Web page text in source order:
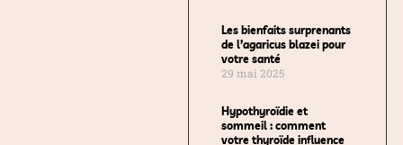
Les bienfaits surprenants
de l’agaricus blazei pour
votre santé
29 mai 2025
Hypothyroïdie et
sommeil : comment
votre thyroïde influence